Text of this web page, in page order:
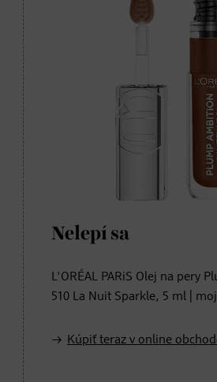
Nelepí sa
L'ORÉAL PARiS Olej na pery
510 La Nuit Sparkle, 5 ml |
Kúpiť teraz v online